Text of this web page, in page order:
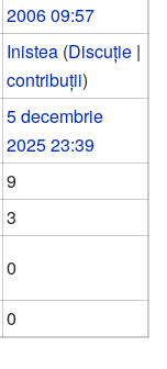
2006 09:57
Inistea (Discuție |
contribuții)
5 decembrie
2025 23:39
9
3
0
0